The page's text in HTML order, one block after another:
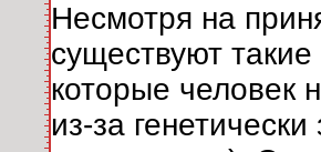
Несмотря на
существуют
которые человек
из-за